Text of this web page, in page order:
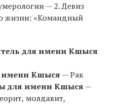
— 2. Девиз
жизни: «Командный
для имени Кшыся
имени Кшыся — Рак
для имени Кшыся —
молдавит,